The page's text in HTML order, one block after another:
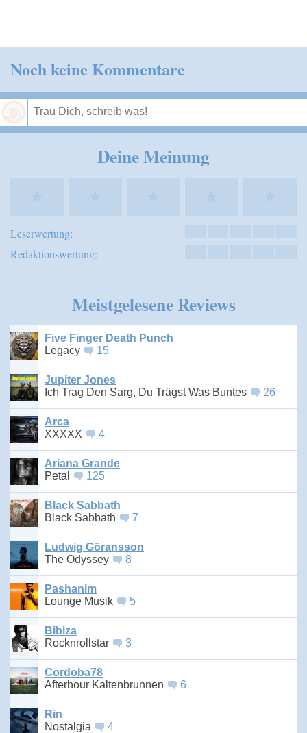
Noch keine Kommentare
Deine Meinung
Leserwertung:
Redaktionswertung:
Meistgelesene Reviews
Five Finger Death Punch
Legacy
15
Jupiter Jones
Ich Trag Den Sarg, Du Trägst Was Buntes
26
Arca
XXXXX
4
Ariana Grande
Petal
125
Black Sabbath
Black Sabbath
7
Ludwig Göransson
The Odyssey
8
Pashanim
Lounge Musik
5
Bibiza
Rocknrollstar
3
Cordoba78
Afterhour Kaltenbrunnen
6
Rin
Nostalgia
4